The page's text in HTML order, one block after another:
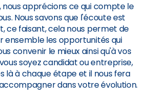
nous apprécions ce qui compte le
Nous savons que l'écoute est
ce faisant, cela nous permet de
ensemble les opportunités qui
convenir le mieux ainsi qu'à vos
soyez candidat ou entreprise,
là à chaque étape et il nous fera
dans votre évolution.